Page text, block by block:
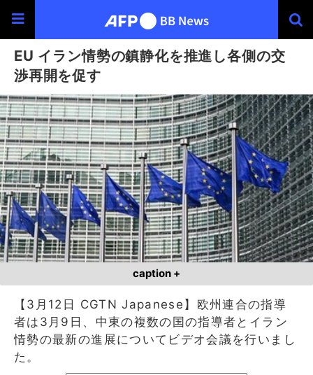
EU イラン情勢の鎮静化を推進し各側の交
渉再開を促す
caption +
【3月12日 CGTN Japanese】欧州連合の指導
者は3月9日、中東の複数の国の指導者とイラン
情勢の最新の進展についてビデオ会議を行いまし
た。